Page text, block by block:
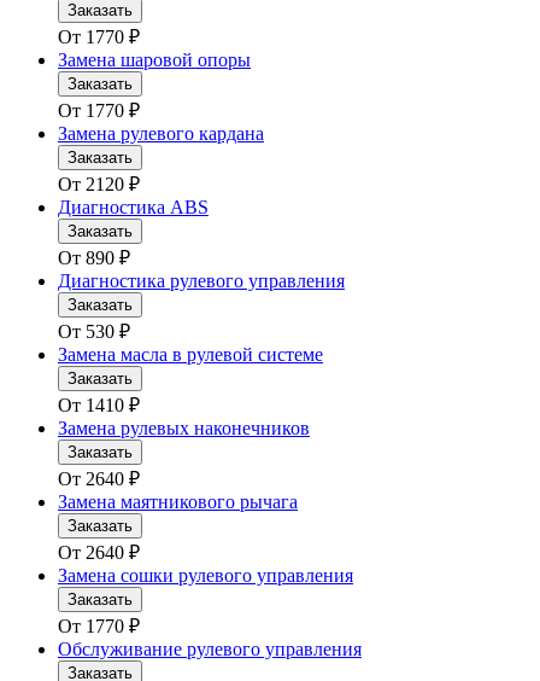
Заказать
От 1770 ₽
Замена шаровой опоры
Заказать
От 1770 ₽
Замена рулевого кардана
Заказать
От 2120 ₽
Диагностика ABS
Заказать
От 890 ₽
Диагностика рулевого управления
Заказать
От 530 ₽
Замена масла в рулевой системе
Заказать
От 1410 ₽
Замена рулевых наконечников
Заказать
От 2640 ₽
Замена маятникового рычага
Заказать
От 2640 ₽
Замена сошки рулевого управления
Заказать
От 1770 ₽
Обслуживание рулевого управления
Заказать